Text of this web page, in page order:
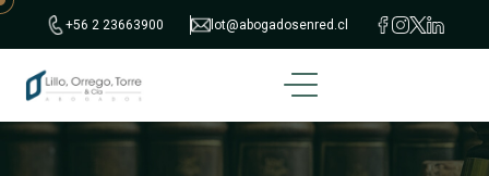
+56 2 23663900 lot@abogadosenred.cl